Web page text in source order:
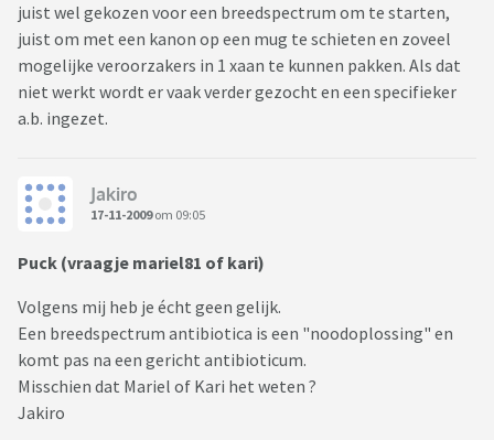
juist wel gekozen voor een breedspectrum om te starten,
juist om met een kanon op een mug te schieten en zoveel
mogelijke veroorzakers in 1 xaan te kunnen pakken. Als dat
niet werkt wordt er vaak verder gezocht en een specifieker
a.b. ingezet.
Jakiro
17-11-2009om 09:05
Puck (vraagje mariel81 of kari)
Volgens mij heb je écht geen gelijk.
Een breedspectrum antibiotica is een "noodoplossing" en
komt pas na een gericht antibioticum.
Misschien dat Mariel of Kari het weten ?
Jakiro